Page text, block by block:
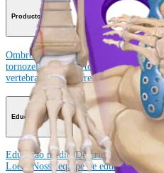
Producto
Ombro JoelhoCotovelo Mão e punho
Pé
tornozeloQuadrilOrtobiológicos
vertebral
Imagem e ressecção
Educação médica
Educação médicaDescrição dos cursos
Locais Nossa equipe de educação médica